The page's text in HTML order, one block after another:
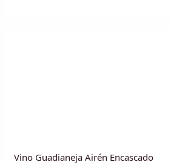
Vino Guadianeja Airén Encascado